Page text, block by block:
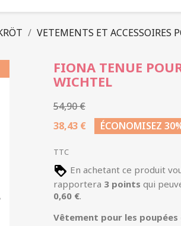
VETEMENTS ET ACCESSOIRES
FIONA TENUE
WICHTEL
54,90 €
38,43 €
ÉCONOMISEZ
TTC
En achetant ce produit
rapportera 3 points qui
0,60 €.
Vêtement pour les